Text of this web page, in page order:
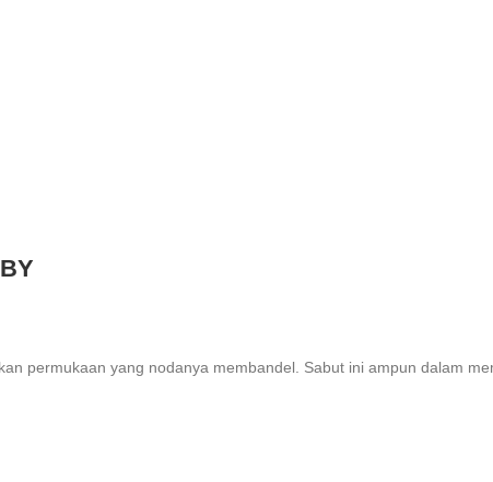
permukaan yang nodanya membandel. Sabut ini ampun dalam